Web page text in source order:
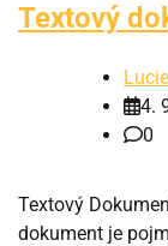
Textový
4.
0
Textový
dokument je